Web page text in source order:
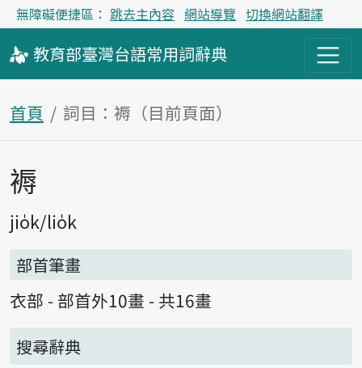
無障礙便捷區： 跳去主內容 網站導覽 切換網站翻譯
教育部臺灣台語常用詞辭典
首頁 詞目：褥（目前頁面）
主內容區塊
褥
jio̍k lio̍k
部首筆畫
衣部 - 部首外10畫 - 共16畫
搜尋辭典